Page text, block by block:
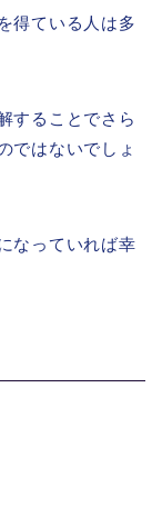
得ている人は多
することでさら
ではないでしょ
なっていれば幸